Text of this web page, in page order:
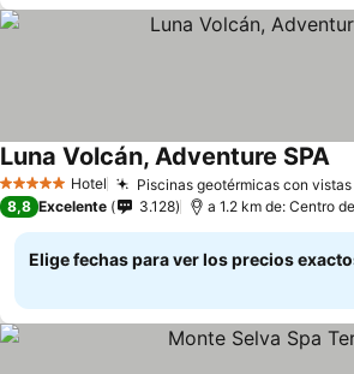
5 Estrellas Hotel Piscinas geotérmicas con
Luna Volcán, Adventure SPA
8,8 Excelente 3.128 a 1.2 km de: Centro
Elige fechas para ver los precios